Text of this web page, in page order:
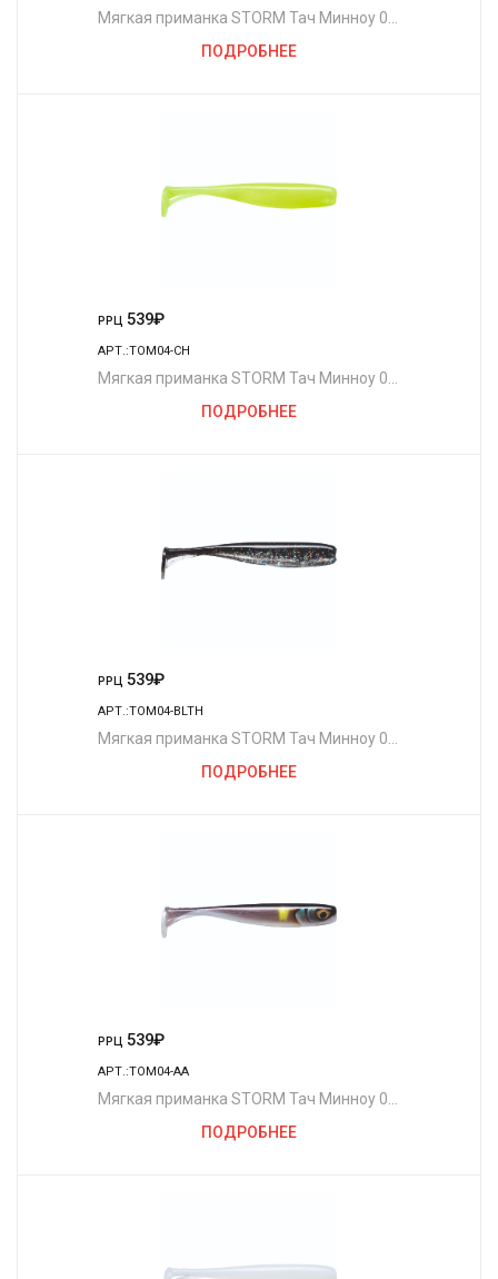
Мягкая приманка STORM Тач Минноу 04
ПОДРОБНЕЕ
РРЦ 539₽
АРТ.:TOM04-CH
Мягкая приманка STORM Тач Минноу 04
ПОДРОБНЕЕ
РРЦ 539₽
АРТ.:TOM04-BLTH
Мягкая приманка STORM Тач Минноу 04
ПОДРОБНЕЕ
РРЦ 539₽
АРТ.:TOM04-AA
Мягкая приманка STORM Тач Минноу 04
ПОДРОБНЕЕ